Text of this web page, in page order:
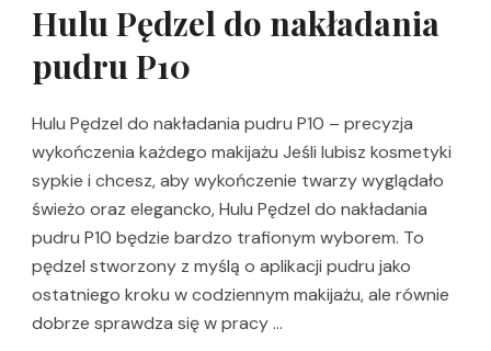
Hulu Pędzel do nakładania
pudru P10
Hulu Pędzel do nakładania pudru P10 – precyzja
wykończenia każdego makijażu Jeśli lubisz kosmetyki
sypkie i chcesz, aby wykończenie twarzy wyglądało
świeżo oraz elegancko, Hulu Pędzel do nakładania
pudru P10 będzie bardzo trafionym wyborem. To
pędzel stworzony z myślą o aplikacji pudru jako
ostatniego kroku w codziennym makijażu, ale równie
dobrze sprawdza się w pracy …